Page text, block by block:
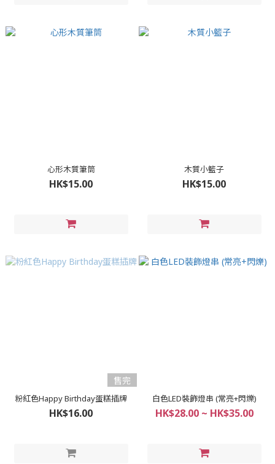
心形木質筆筒
HK$15.00
木質小籃子
HK$15.00
售完
粉紅色Happy Birthday蛋糕插牌
HK$16.00
白色LED裝飾燈串 (常亮+閃爍)
HK$28.00 ~ HK$35.00